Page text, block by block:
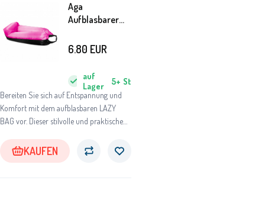
Aga
Aufblasbarer
230x70 cm
Bereiten Sie sich auf Entspannung und
Komfort mit dem aufblasbaren LAZY
BAG vor. Dieser stilvolle und praktische
Komfort überall und jederzeit zu
genießen.
auf
Lager
5+ St
6.80 EUR
KAUFEN